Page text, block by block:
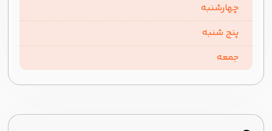
چهارشنبه
پنج شنبه
جمعه